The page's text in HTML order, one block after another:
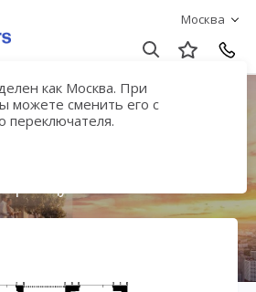
Москва
как Москва. При
можете сменить его с